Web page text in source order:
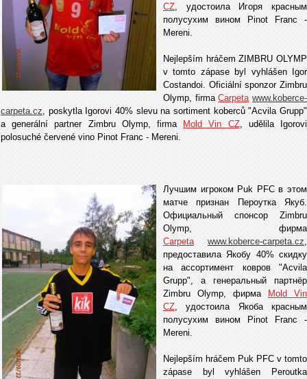
CZ, удостоила Игоря красным
полусухим вином Pinot Franc -
Mereni.
Nejlepším hráčem ZIMBRU OLYMP
v tomto zápase byl vyhlášen Igor
Costandoi. Oficiální sponzor Zimbru
Olymp, firmaCarpeta www.koberce-
carpeta.cz, poskytla Igorovi 40% slevu na sortiment koberců "Acvila Grupp"
a generální partner Zimbru Olymp, firma
Mold Vin CZ, udělila Igorovi
polosuché červené vino Pinot Franc - Mereni.
Лучшим игроком Puk PFC в этом
матче признан Пероутка Якуб.
Официальный спонсор Zimbru
Olymp, фирма
Carpeta
www.koberce-carpeta.cz,
предоставила Якобу 40% скидку
на ассортимент ковров "Acvila
Grupp", а генеральный партнёр
Zimbru Olymp, фирма
Mold Vin
CZ, удостоила Якоба красным
полусухим вином Pinot Franc -
Mereni.
Nejlepším hráčem Puk PFC v tomto
zápase byl vyhlášen Peroutka